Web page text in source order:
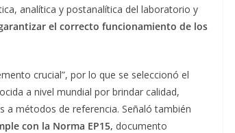
analítica y postanalítica del laboratorio y
el correcto funcionamiento de los
crucial”, por lo que se seleccionó el
a nivel mundial por brindar calidad,
a métodos de referencia. Señaló también
con la Norma EP15, documento